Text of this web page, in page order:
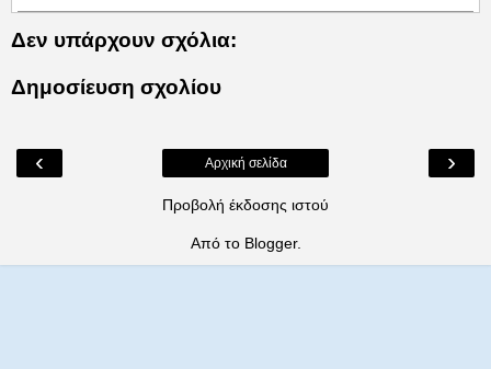
Δεν υπάρχουν σχόλια:
Δημοσίευση σχολίου
‹ ›
Αρχική σελίδα
Προβολή έκδοσης ιστού
Από το Blogger.